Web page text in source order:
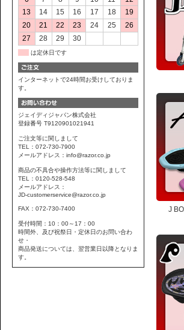
13
14 15 16 17 18
19
20
21 22 23 24 25
26
27
28 29 30
は定休日です
インターネットで24時間お受けしておりま
す。
ジェイディジャパン株式会社
登録番号 T9120901021941
ご注文等に関しまして
TEL：072-730-7900
メールアドレス：info@razor.co.jp
商品の不具合や操作方法等に関しまして
TEL：0120-528-548
メールアドレス：
JD-customerservice@razor.co.jp
FAX：072-730-7400
受付時間：10：00～17：00
時間外、及び祝祭日・定休日のお問い合わ
せ・
商品発送については、翌営業日以降となりま
す。
J